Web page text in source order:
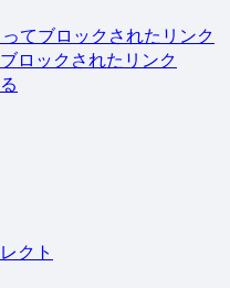
てブロックされたリンク
ロックされたリンク
クト